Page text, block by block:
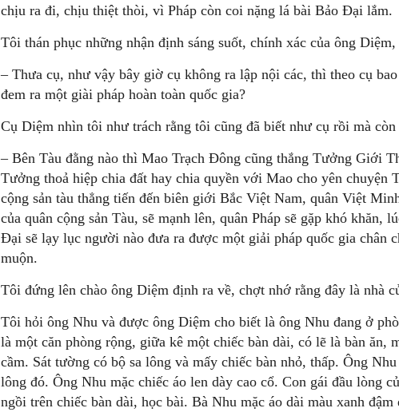
chịu ra đi, chịu thiệt thòi, vì Pháp còn coi nặng lá bài Bảo Đại lắm.
Tôi thán phục những nhận định sáng suốt, chính xác của ông
– Thưa cụ, như vậy bây giờ cụ không ra lập nội các, thì theo cụ
đem ra một giài pháp hoàn toàn quốc gia?
Cụ Diệm nhìn tôi như trách rằng tôi cũng đã biết như cụ rồi mà
– Bên Tàu đằng nào thì Mao Trạch Đông cũng thắng Tưởng Giới
Tưởng thoả hiệp chia đất hay chia quyền với Mao cho yên chuyện
cộng sản tàu thẳng tiến đến biên giới Bắc Việt Nam, quân Việt
của quân cộng sản Tàu, sẽ mạnh lên, quân Pháp sẽ gặp khó khăn,
Đại sẽ lạy lục người nào đưa ra được một giải pháp quốc gia chân
muộn.
Tôi đứng lên chào ông Diệm định ra về, chợt nhớ rằng đây là nhà
Tôi hỏi ông Nhu và được ông Diệm cho biết là ông Nhu đang ở
là một căn phòng rộng, giữa kê một chiếc bàn dài, có lẽ là bàn ăn,
cầm. Sát tường có bộ sa lông và mấy chiếc bàn nhỏ, thấp. Ông
lông đó. Ông Nhu mặc chiếc áo len dày cao cổ. Con gái đầu lòng
ngồi trên chiếc bàn dài, học bài. Bà Nhu mặc áo dài màu xanh đậm